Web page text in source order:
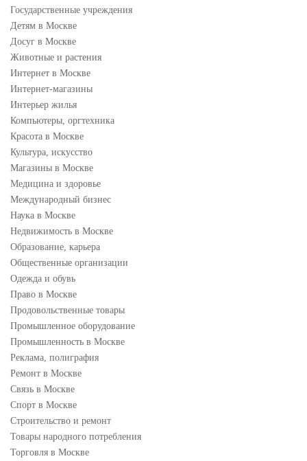
Государственные учреждения
Детям в Москве
Досуг в Москве
Животные и растения
Интернет в Москве
Интернет-магазины
Интерьер жилья
Компьютеры, оргтехника
Красота в Москве
Культура, искусство
Магазины в Москве
Медицина и здоровье
Международный бизнес
Наука в Москве
Недвижимость в Москве
Образование, карьера
Общественные организации
Одежда и обувь
Право в Москве
Продовольственные товары
Промышленное оборудование
Промышленность в Москве
Реклама, полиграфия
Ремонт в Москве
Связь в Москве
Спорт в Москве
Строительство и ремонт
Товары народного потребления
Торговля в Москве